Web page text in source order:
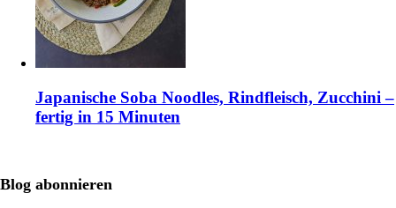
Japanische Soba Noodles, Rindfleisch, Zucchini –
fertig in 15 Minuten
Blog abonnieren